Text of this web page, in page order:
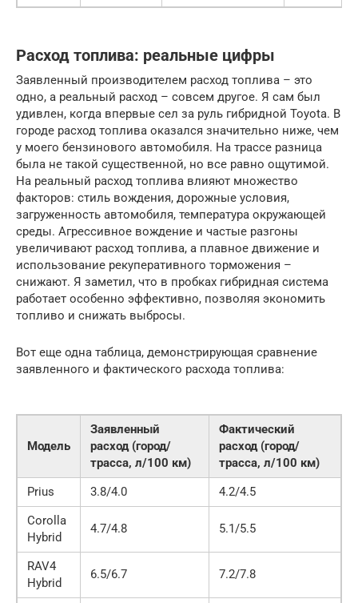
Расход топлива: реальные цифры
Заявленный производителем расход топлива – это
одно, а реальный расход – совсем другое. Я сам был
удивлен, когда впервые сел за руль гибридной Toyota. В
городе расход топлива оказался значительно ниже, чем
у моего бензинового автомобиля. На трассе разница
была не такой существенной, но все равно ощутимой.
На реальный расход топлива влияют множество
факторов: стиль вождения, дорожные условия,
загруженность автомобиля, температура окружающей
среды. Агрессивное вождение и частые разгоны
увеличивают расход топлива, а плавное движение и
использование рекуперативного торможения –
снижают. Я заметил, что в пробках гибридная система
работает особенно эффективно, позволяя экономить
топливо и снижать выбросы.
Вот еще одна таблица, демонстрирующая сравнение
заявленного и фактического расхода топлива:
Модель
Заявленный
расход (город/
трасса, л/100 км)
Фактический
расход (город/
трасса, л/100 км)
Prius
3.8/4.0
4.2/4.5
Corolla
Hybrid
4.7/4.8 5.1/5.5
RAV4
Hybrid
6.5/6.7 7.2/7.8